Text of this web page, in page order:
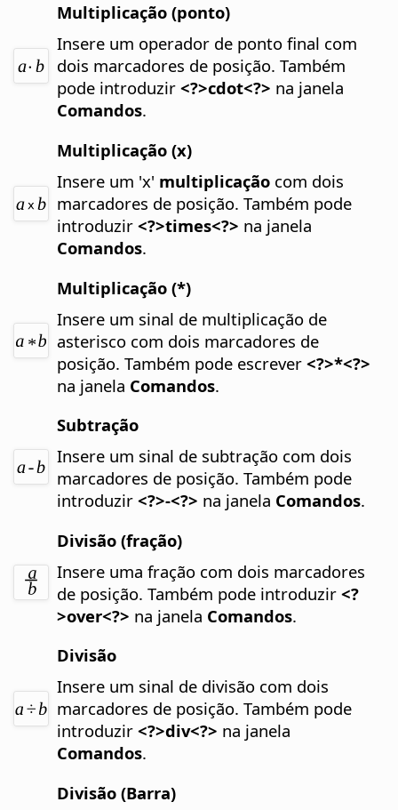
Multiplicação (ponto)
Insere um operador de ponto final com
dois marcadores de posição. Também
pode introduzir<?>cdot<?> na janela
Comandos.
Multiplicação (x)
Insere um 'x' multiplicação com dois
marcadores de posição. Também pode
introduzir<?>times<?> na janela
Comandos.
Multiplicação (*)
Insere um sinal de multiplicação de
asterisco com dois marcadores de
posição.Também pode escrever<?>*<?>
na janela Comandos.
Subtração
Insere um sinal de subtração com dois
marcadores de posição. Também pode
introduzir<?>-<?> na janela Comandos.
Divisão (fração)
Insere uma fração com dois marcadores
de posição. Também pode introduzir<?
>over<?> na janela Comandos.
Divisão
Insere um sinal de divisão com dois
marcadores de posição. Também pode
introduzir<?>div<?> na janela
Comandos.
Divisão (Barra)